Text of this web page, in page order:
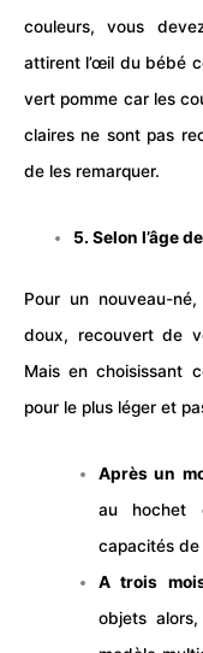
couleurs, vous
attirent l’œil du bébé
vert pomme car les
claires ne sont pas
de les remarquer.
5. Selon l’âge
Pour un nouveau-
doux, recouvert de
Mais en choisissant
pour le plus léger et
Après un
au hochet
capacités
A trois
objets